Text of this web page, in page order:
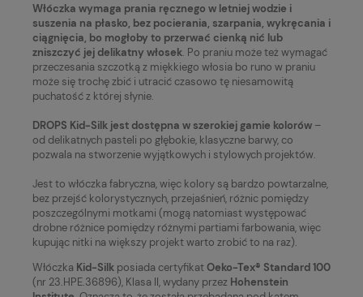
Włóczka wymaga prania ręcznego w letniej wodzie i
suszenia na płasko, bez pocierania, szarpania, wykręcania i
ciągnięcia, bo mogłoby to przerwać cienką nić lub
zniszczyć jej delikatny włosek. Po praniu może też wymagać
przeczesania szczotką z miękkiego włosia bo runo w praniu
może się trochę zbić i utracić czasowo tę niesamowitą
puchatość z której słynie.
DROPS Kid-Silk jest dostępna w szerokiej gamie kolorów –
od delikatnych pasteli po głębokie, klasyczne barwy, co
pozwala na stworzenie wyjątkowych i stylowych projektów.
Jest to włóczka fabryczna, więc kolory są bardzo powtarzalne,
bez przejść kolorystycznych, przejaśnień, różnic pomiędzy
poszczególnymi motkami (mogą natomiast występować
drobne różnice pomiędzy różnymi partiami farbowania, więc
kupując nitki na większy projekt warto zrobić to na raz).
Włóczka Kid-Silk posiada certyfikatOeko-Tex® Standard 100
(nr 23.HPE.36896), Klasa II, wydany przez Hohenstein